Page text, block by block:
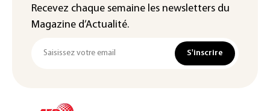
Recevez chaque semaine les newsletters du
Magazine d’Actualité.
S'inscrire